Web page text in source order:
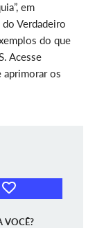
em
Verdadeiro
do que
Acesse
aprimorar os
VOCÊ?